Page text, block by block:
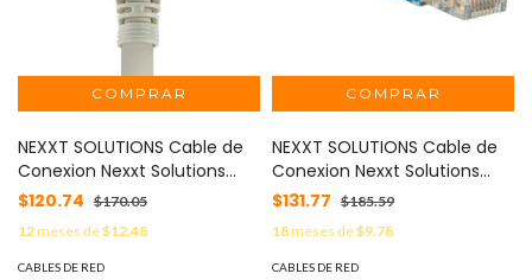
NEXXT SOLUTIONS Cable de
Conexion Nexxt Solutions
S/FTPCat6A 90 cm LSZH Gris
MOD: AB362NXT08
$120.74 $170.05
12meses de$12.48
CABLES DE RED
NEXXT SOLUTIONS Cable de
Conexion Nexxt Solutions
U/UTP Cat6A 2 10 Mts LSZH
(Compuesto sin Halogeno
de Baja Toxicidad) Azul MOD:
AB362NXT05
$131.77 $185.59
18meses de$9.78
CABLES DE RED